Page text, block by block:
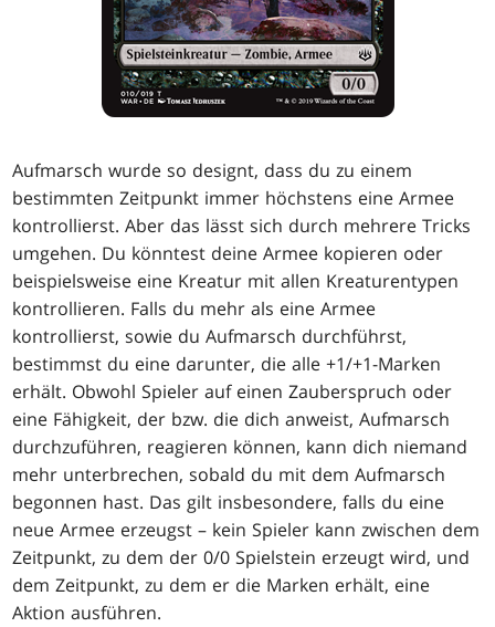
Aufmarsch wurde so designt, dass du zu einem
bestimmten Zeitpunkt immer höchstens eine Armee
kontrollierst. Aber das lässt sich durch mehrere Tricks
umgehen. Du könntest deine Armee kopieren oder
beispielsweise eine Kreatur mit allen Kreaturentypen
kontrollieren. Falls du mehr als eine Armee
kontrollierst, sowie du Aufmarsch durchführst,
bestimmst du eine darunter, die alle +1/+1-Marken
erhält. Obwohl Spieler auf einen Zauberspruch oder
eine Fähigkeit, der bzw. die dich anweist, Aufmarsch
durchzuführen, reagieren können, kann dich niemand
mehr unterbrechen, sobald du mit dem Aufmarsch
begonnen hast. Das gilt insbesondere, falls du eine
neue Armee erzeugst – kein Spieler kann zwischen dem
Zeitpunkt, zu dem der 0/0 Spielstein erzeugt wird, und
dem Zeitpunkt, zu dem er die Marken erhält, eine
Aktion ausführen.